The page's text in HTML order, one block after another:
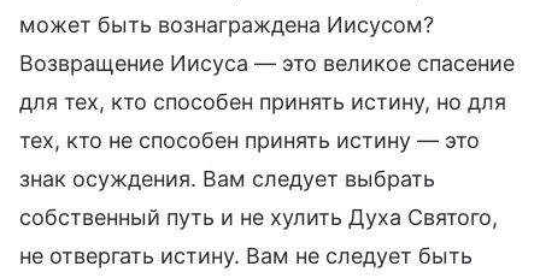
может быть вознаграждена Иисусом?
Возвращение Иисуса — это великое спасение
для тех, кто способен принять истину, но для
тех, кто не способен принять истину — это
знак осуждения. Вам следует выбрать
собственный путь и не хулить Духа Святого,
не отвергать истину. Вам не следует быть